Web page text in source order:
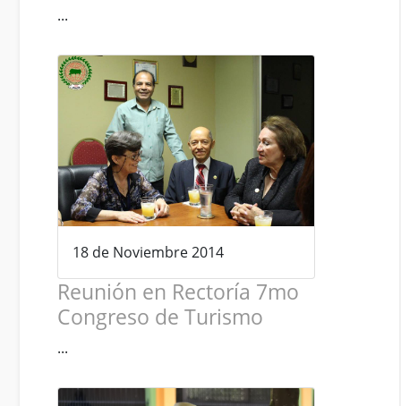
...
18 de Noviembre 2014
Reunión en Rectoría 7mo
Congreso de Turismo
...